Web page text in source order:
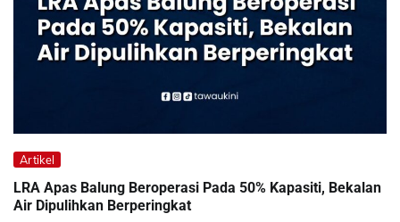
Artikel
LRA Apas Balung Beroperasi Pada 50% Kapasiti, Bekalan
Air Dipulihkan Berperingkat